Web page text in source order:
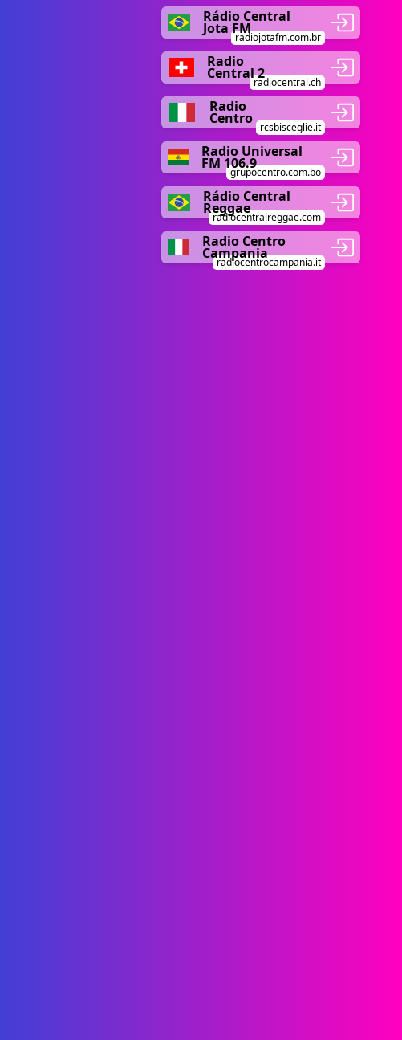
Rádio Central
Jota FM
radiojotafm.com.br
Radio
Central 2
radiocentral.ch
Radio
Centro
rcsbisceglie.it
Radio Universal
FM 106.9
grupocentro.com.bo
Rádio Central
Reggae
radiocentralreggae.com
Radio Centro
Campania
radiocentrocampania.it